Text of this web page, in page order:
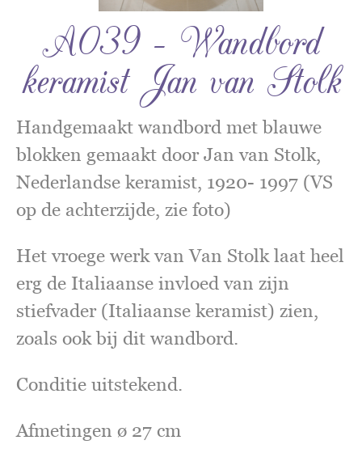
A039 – Wandbord
keramist Jan van Stolk
Handgemaakt wandbord met blauwe
blokken gemaakt door Jan van Stolk,
Nederlandse keramist, 1920- 1997 (VS
op de achterzijde, zie foto)
Het vroege werk van Van Stolk laat heel
erg de Italiaanse invloed van zijn
stiefvader (Italiaanse keramist) zien,
zoals ook bij dit wandbord.
Conditie uitstekend.
Afmetingen ø 27 cm